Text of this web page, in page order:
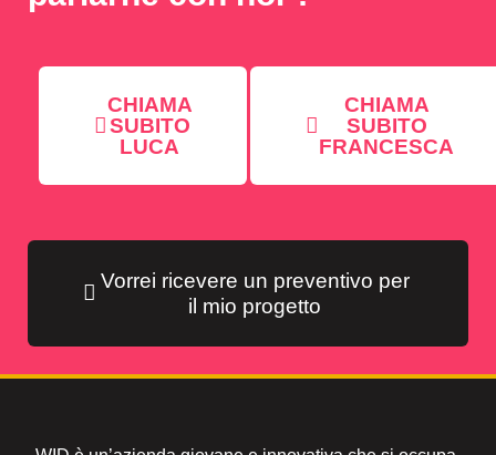
CHIAMA
SUBITO
LUCA
CHIAMA
SUBITO
FRANCESCA
Vorrei ricevere un preventivo per
il mio progetto